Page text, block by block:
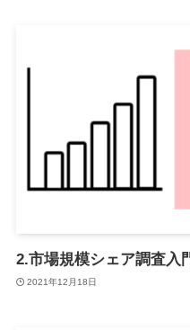
2.市場規模シェア調査入
2021年12月18日